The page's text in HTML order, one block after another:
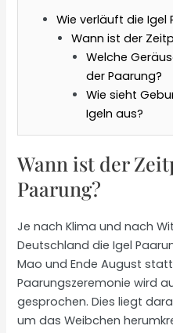
Wie verläuft die Igel
Wann ist der
Welche
der Paarung?
Wie sieht
Igeln aus?
Wann ist der
Paarung?
Je nach Klima und nach
Deutschland die Igel
Mao und Ende August
Paarungszeremonie wird
gesprochen. Dies liegt
um das Weibchen